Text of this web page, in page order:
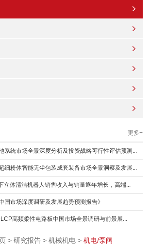
更多+
系统市场全景深度分析及投资战略可行性评估预测...
细粉体智能无尘包装成套装备市场全景洞察及发展...
立体清洁机器人销售收入与销量逐年增长，高端...
国市场深度调研及发展趋势预测报告》
LCP高频柔性电路板中国市场全景调研与前景展...
> 研究报告 > 机械机电 > 机电/泵阀